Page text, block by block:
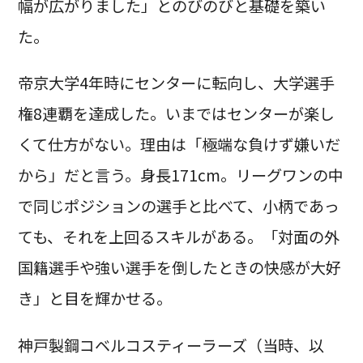
幅が広がりました」とのびのびと基礎を築い
た。
帝京大学4年時にセンターに転向し、大学選手
権8連覇を達成した。いまではセンターが楽し
くて仕方がない。理由は「極端な負けず嫌いだ
から」だと言う。身長171cm。リーグワンの中
で同じポジションの選手と比べて、小柄であっ
ても、それを上回るスキルがある。「対面の外
国籍選手や強い選手を倒したときの快感が大好
き」と目を輝かせる。
神戸製鋼コベルコスティーラーズ（当時、以